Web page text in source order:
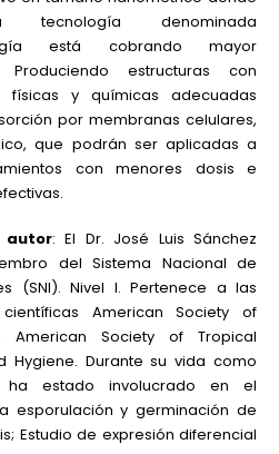
denominada
está cobrando mayor
Produciendo estructuras con
físicas y químicas adecuadas
por membranas celulares,
que podrán ser aplicadas a
con menores dosis e
autor: El Dr. José Luis Sánchez
del Sistema Nacional de
(SNI). Nivel I. Pertenece a las
American Society of
American Society of Tropical
Hygiene. Durante su vida como
ha estado involucrado en el
esporulación y germinación de
Estudio de expresión diferencial